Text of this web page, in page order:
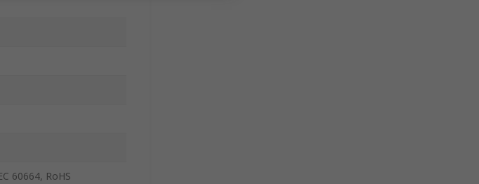
60664, RoHS